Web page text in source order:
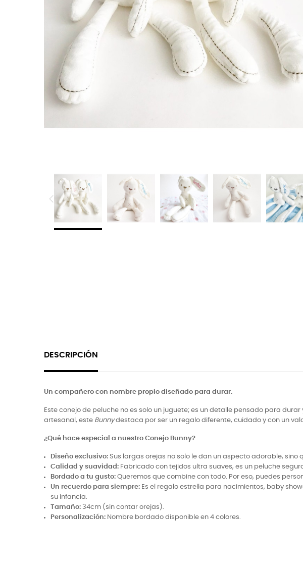
DESCRIPCIÓN
Un compañero con nombre propio diseñado para durar.
Este conejo de peluche no es solo un juguete; es un detalle pensado para
artesanal, este Bunnydestaca por ser un regalo diferente, cuidado y con un
¿Qué hace especial a nuestro Conejo Bunny?
Diseño exclusivo: Sus largas orejas no solo le dan un aspecto adorable,
Calidad y suavidad: Fabricado con tejidos ultra suaves, es un peluche
Bordado a tu gusto: Queremos que combine con todo. Por eso, puedes
Un recuerdo para siempre: Es el regalo estrella para nacimientos, baby
su infancia.
Tamaño: 34cm (sin contar orejas).
Personalización: Nombre bordado disponible en 4 colores.